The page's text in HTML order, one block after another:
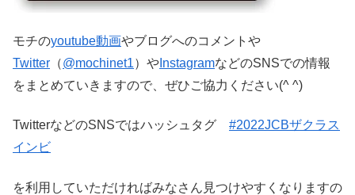
モチのyoutube動画やブログへのコメントや
Twitter （@mochinet1）や InstagramなどのSNSでの情報
をまとめていきますので、ぜひご協力ください(^ ^)
TwitterなどのSNSではハッシュタグ #2022JCBザクラス
インビ
を利用していただければみなさん見つけやすくなりますの